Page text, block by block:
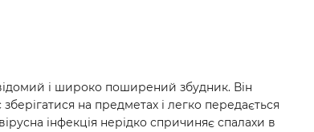
і широко поширений збудник. Він
на предметах і легко передається
інфекція нерідко спричиняє спалахи в